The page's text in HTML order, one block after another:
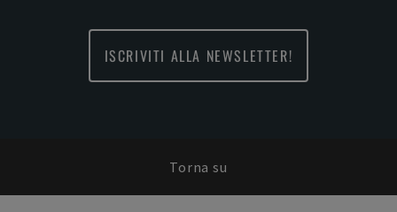
ISCRIVITI ALLA NEWSLETTER!
Torna su